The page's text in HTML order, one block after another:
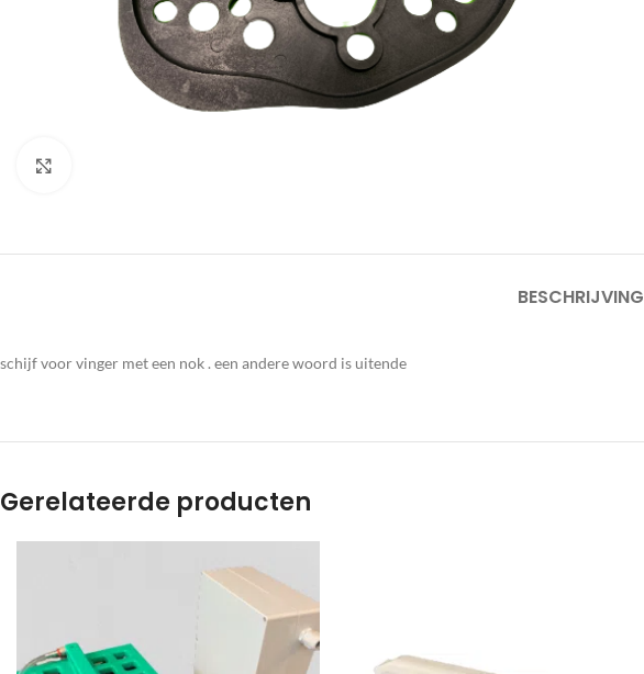
BESCHRIJVING
schijf voor vinger met een nok . een andere woord is uitende
Gerelateerde producten